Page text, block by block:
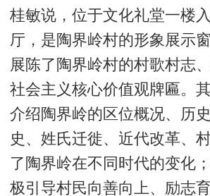
桂敏说，位于文化礼堂一楼
厅，是陶界岭村的形象展示
展陈了陶界岭村的村歌村志
社会主义核心价值观牌匾。
介绍陶界岭的区位概况、历
史、姓氏迁徙、近代改革、
了陶界岭在不同时代的变化
极引导村民向善向上、励志